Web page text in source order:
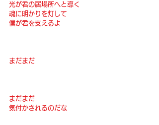
光が君の居場所へと導く
魂に明かりを灯して
僕が君を支えるよ
まだまだ
まだまだ
気付かされるのだな